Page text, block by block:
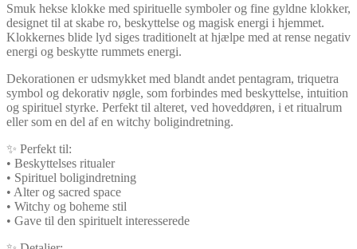
Smuk hekse klokke med spirituelle symboler og fine gyldne klokker,
designet til at skabe ro, beskyttelse og magisk energi i hjemmet.
Klokkernes blide lyd siges traditionelt at hjælpe med at rense negativ
energi og beskytte rummets energi.
Dekorationen er udsmykket med blandt andet pentagram, triquetra
symbol og dekorativ nøgle, som forbindes med beskyttelse, intuition
og spirituel styrke. Perfekt til alteret, ved hoveddøren, i et ritualrum
eller som en del af en witchy boligindretning.
✨ Perfekt til:
• Beskyttelses ritualer
• Spirituel boligindretning
• Alter og sacred space
• Witchy og boheme stil
• Gave til den spirituelt interesserede